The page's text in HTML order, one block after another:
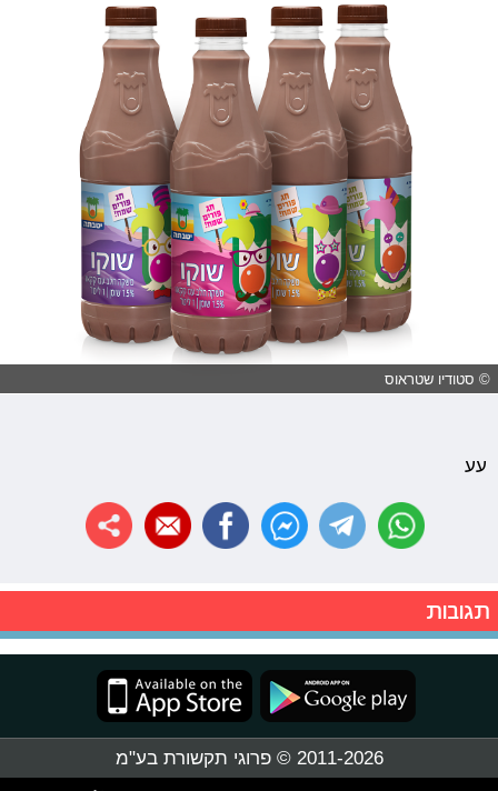
© סטודיו שטראוס
עע
תגובות
2011-2026 © פרוגי תקשורת בע"מ